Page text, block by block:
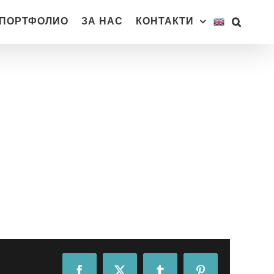
ПОРТФОЛИО ЗА НАС КОНТАКТИ